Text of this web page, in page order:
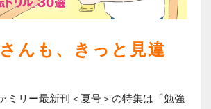
んも、きっと見違
ミリー最新刊＜夏号＞ の特集は「勉強